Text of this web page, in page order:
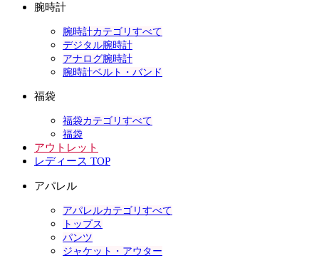
腕時計
腕時計カテゴリすべて
デジタル腕時計
アナログ腕時計
腕時計ベルト・バンド
福袋
福袋カテゴリすべて
福袋
アウトレット
レディース TOP
アパレル
アパレルカテゴリすべて
トップス
パンツ
ジャケット・アウター